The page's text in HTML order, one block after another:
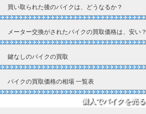
買い取られた後のバイクは、どうなるか？
メーター交換がされたバイクの買取価格は、安い？
鍵なしのバイクの買取
バイクの買取価格の相場 一覧表
個人でバイクを売る